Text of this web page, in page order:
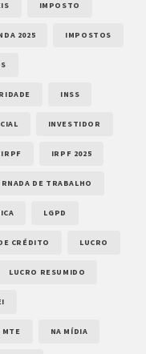
IMPOSTO
2025 IMPOSTOS
INSS
INVESTIDOR
IRPF IRPF 2025
DE TRABALHO
LGPD
CRÉDITO LUCRO
LUCRO RESUMIDO
MTE NA MÍDIA